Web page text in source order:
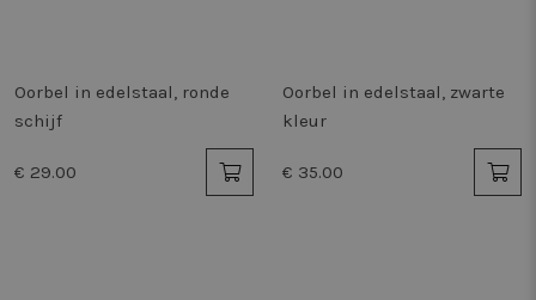
Oorbel in edelstaal, ronde
schijf
€ 29.00
Oorbel in edelstaal, zwarte
kleur
€ 35.00